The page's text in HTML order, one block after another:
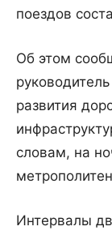
поездов
Об этом
развития
словам, на
Интервалы